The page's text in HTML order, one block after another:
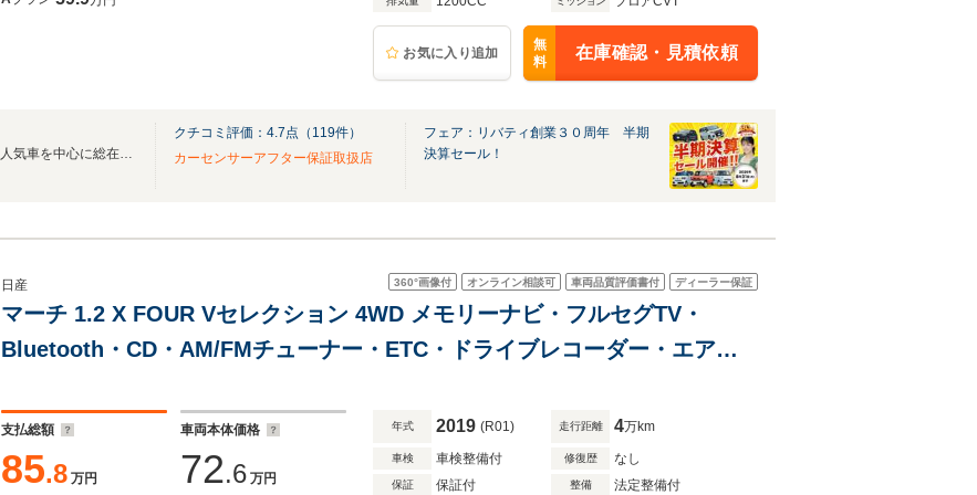
お気に入り追加
無
料
在庫確認・見積依頼
クチコミ評価： 4.7 点（ 119件）
カーセンサーアフター保証取扱店
フェア：リバティ創業３０周年 半期
決算セール！
360°画像付 オンライン相談可 車両品質評価書付 ディーラー保証
日産
マーチ 1.2 X FOUR Vセレクション 4WD メモリーナビ・フルセグTV・
Bluetooth・CD・AM/FMチューナー・ETC・ドライブレコーダー・エアコ
支払総額
85.8 万円
車両本体価格
72.6 万円
年式 2019 (R01) 走行距離 4万km
車検 車検整備付 修復歴 なし
保証 保証付 整備 法定整備付